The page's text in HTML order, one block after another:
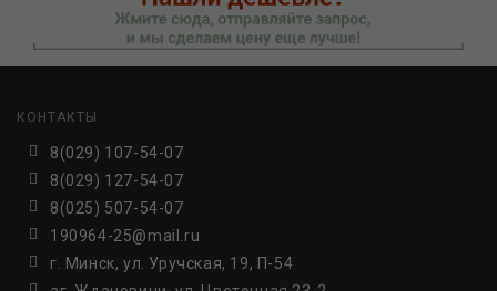
КОНТАКТЫ
8(029) 107-54-07
8(029) 127-54-07
8(025) 507-54-07
190964-25@mail.ru
г. Минск, ул. Уручская, 19, П-54